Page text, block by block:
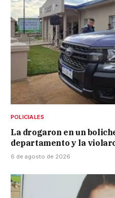
POLICIALES
La drogaron en un
departamento y la
6 de agosto de 2026